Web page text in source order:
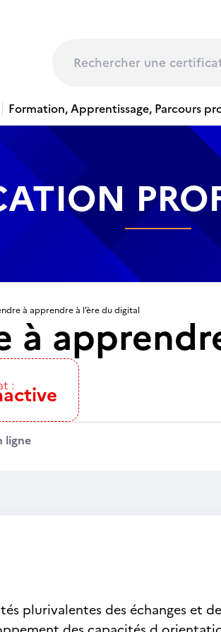
Formation, Apprentissage, Parcours
à apprendre à l’ère du digital
à
:
ligne
plurivalentes des échanges et